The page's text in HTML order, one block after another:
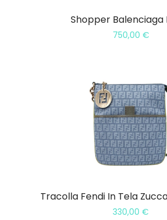
Shopper Balenciaga
750,00 €
Tracolla Fendi In Tela
330,00 €